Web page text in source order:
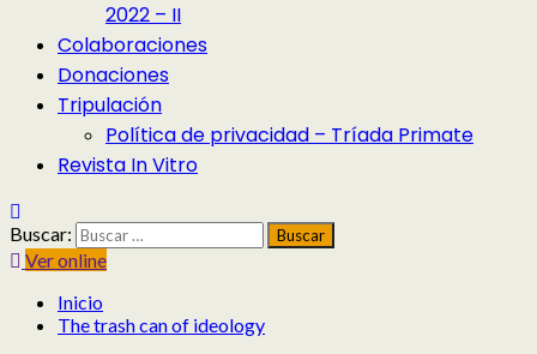
2022 – II
Colaboraciones
Donaciones
Tripulación
Política de privacidad – Tríada Primate
Revista In Vitro
Buscar:
Ver online
Inicio
The trash can of ideology